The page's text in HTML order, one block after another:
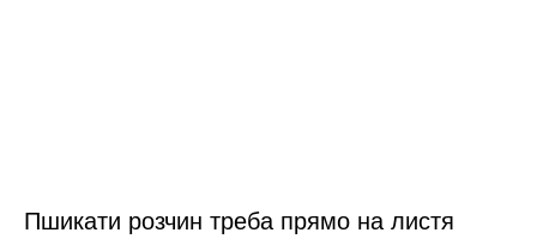
Пшикати розчин треба прямо на листя